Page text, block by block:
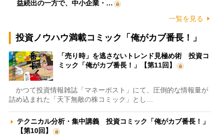
益続出の一方で、中小企業・…
一覧を見る
投資ノウハウ満載コミック「俺がカブ番長！」
「売り時」を逃さないトレンド見極め術 投資コ
ミック「俺がカブ番長！」【第11回】
かつて投資情報雑誌「マネーポスト」にて、圧倒的な情報量が
詰め込まれた「天下無敵の株コミック」とし…
テクニカル分析・集中講義 投資コミック「俺がカブ番長！」
【第10回】